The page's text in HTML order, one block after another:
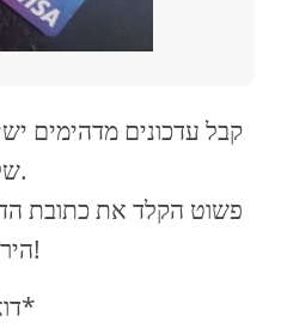
קבל עדכונים מדהימים
שלך.
פשוט הקלד את כתובת
הירשם!
דוא'ל*